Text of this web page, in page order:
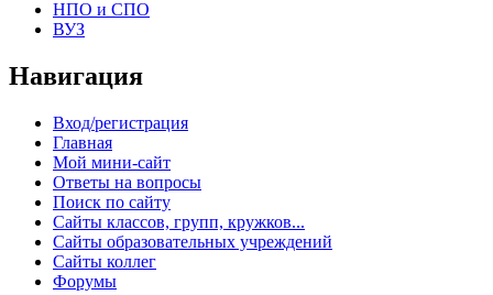
НПО и СПО
ВУЗ
Навигация
Вход/регистрация
Главная
Мой мини-сайт
Ответы на вопросы
Поиск по сайту
Сайты классов, групп, кружков...
Сайты образовательных учреждений
Сайты коллег
Форумы